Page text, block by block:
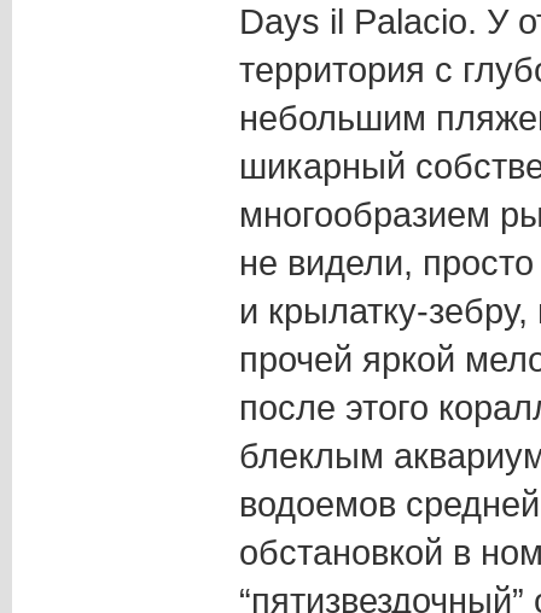
Days il Palacio. У
территория с
небольшим
шикарный
многообразием
не видели,
и крылатку-
прочей яркой
после этого
блеклым
водоемов
обстановкой в